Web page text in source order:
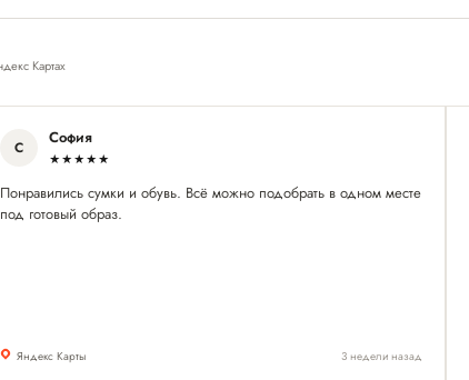
Картах
С София
★★★★★
Понравились сумки и обувь. Всё можно подобрать в одном месте
под готовый образ.
Яндекс Карты 3 недели назад